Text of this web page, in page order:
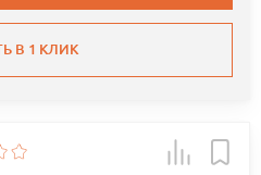
В 1 КЛИК